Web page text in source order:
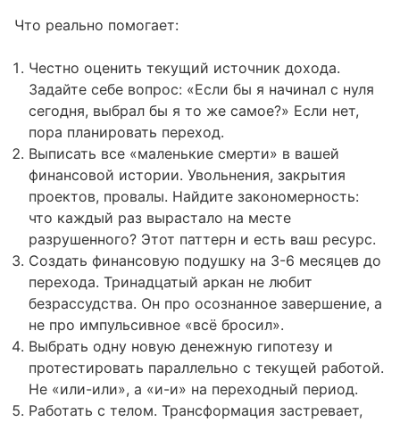
Что реально помогает:
Честно оценить текущий источник дохода.
Задайте себе вопрос: «Если бы я начинал с нуля
сегодня, выбрал бы я то же самое?» Если нет,
пора планировать переход.
Выписать все «маленькие смерти» в вашей
финансовой истории. Увольнения, закрытия
проектов, провалы. Найдите закономерность:
что каждый раз вырастало на месте
разрушенного? Этот паттерн и есть ваш ресурс.
Создать финансовую подушку на 3-6 месяцев до
перехода. Тринадцатый аркан не любит
безрассудства. Он про осознанное завершение, а
не про импульсивное «всё бросил».
Выбрать одну новую денежную гипотезу и
протестировать параллельно с текущей работой.
Не «или-или», а «и-и» на переходный период.
Работать с телом. Трансформация застревает,